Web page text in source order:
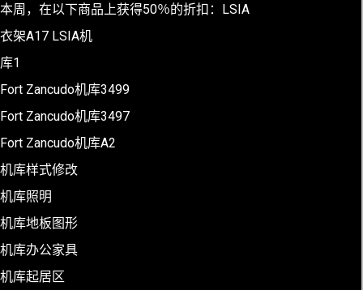
本周，在以下商品上获得50％的折扣：LSIA
衣架A17 LSIA机
库1
Fort Zancudo机库3499
Fort Zancudo机库3497
Fort Zancudo机库A2
机库样式修改
机库照明
机库地板图形
机库办公家具
机库起居区